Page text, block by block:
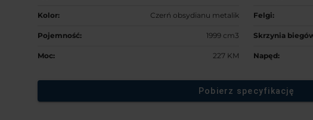
Kolor: Czerń obsydianu metalik
Pojemność: 1999 cm3
Moc: 227 KM
Felgi:
Skrzynia
Napęd:
Pobierz specyfikację